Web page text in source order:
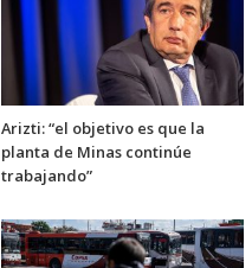
Arizti: “el objetivo es que la
planta de Minas continúe
trabajando”